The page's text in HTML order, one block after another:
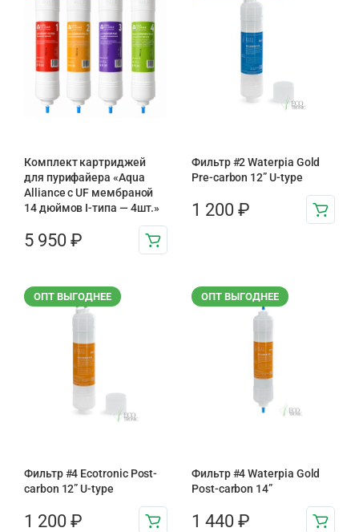
Комплект картриджей
для пурифайера «Aqua
Alliance с UF мембраной
14 дюймов I-типа — 4шт.»
5 950 ₽
Фильтр #2 Waterpia Gold
Pre-carbon 12” U-type
1 200 ₽
ОПТ ВЫГОДНЕЕ
Фильтр #4 Ecotronic Post-
carbon 12” U-type
1 200 ₽
ОПТ ВЫГОДНЕЕ
Фильтр #4 Waterpia Gold
Post-carbon 14”
1 440 ₽